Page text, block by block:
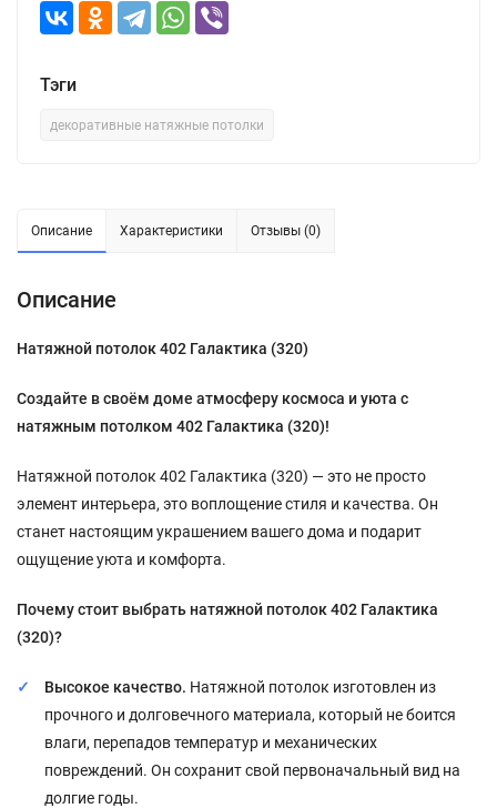
Тэги
декоративные натяжные потолки
Описание Характеристики Отзывы (0)
Описание
Натяжной потолок 402 Галактика (320)
Создайте в своём доме атмосферу космоса и уюта с
натяжным потолком 402 Галактика (320)!
Натяжной потолок 402 Галактика (320) — это не просто
элемент интерьера, это воплощение стиля и качества. Он
станет настоящим украшением вашего дома и подарит
ощущение уюта и комфорта.
Почему стоит выбрать натяжной потолок 402 Галактика
(320)?
Высокое качество. Натяжной потолок изготовлен из
прочного и долговечного материала, который не боится
влаги, перепадов температур и механических
повреждений. Он сохранит свой первоначальный вид на
долгие годы.